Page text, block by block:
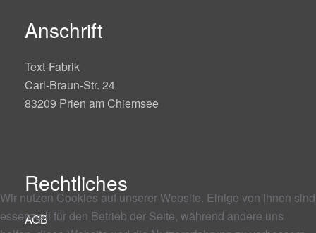
Anschrift
Text-Fabrik
Carl-Braun-Str. 24
83209 Prien am Chiemsee
Rechtliches
AGB
Wir nutzen Cookies auf unserer Website. Einige von ihnen sind
essenziell für den Betrieb der Seite, während andere uns